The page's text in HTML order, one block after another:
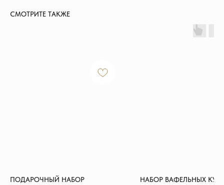
СМОТРИТЕ ТАКЖЕ
ПОДАРОЧНЫЙ НАБОР
НАБОР ВАФЕЛЬНЫХ